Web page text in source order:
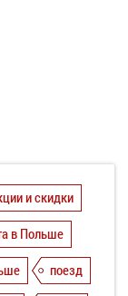
и скидки
в Польше
поезд